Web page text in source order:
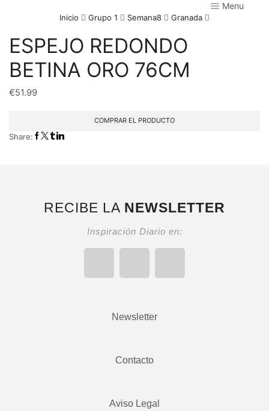
Menu
Inicio Grupo 1 Semana8 Granada
ESPEJO REDONDO
BETINA ORO 76CM
€51.99
COMPRAR EL PRODUCTO
Share:
RECIBE LA NEWSLETTER
Inspiración Diario en:
Newsletter
Contacto
Aviso Legal